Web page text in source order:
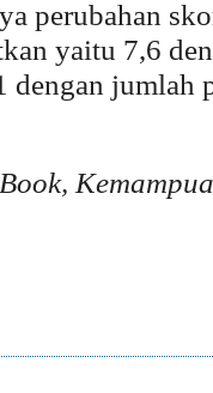
perubahan
yaitu 7,6
jumlah